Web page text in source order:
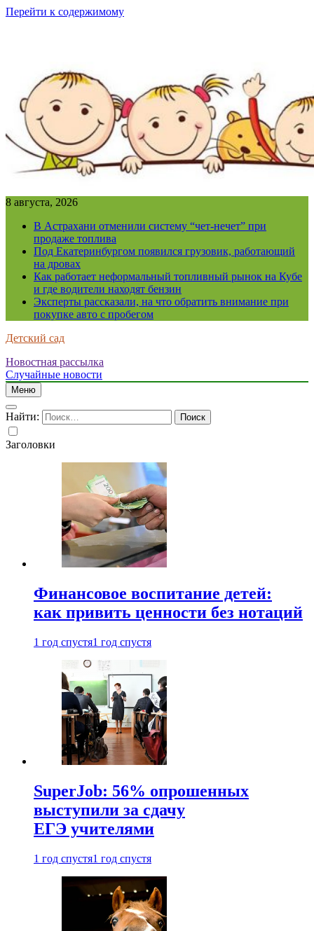
Перейти к содержимому
8 августа, 2026
В Астрахани отменили систему “чет-нечет” при
продаже топлива
Под Екатеринбургом появился грузовик, работающий
на дровах
Как работает неформальный топливный рынок на Кубе
и где водители находят бензин
Эксперты рассказали, на что обратить внимание при
покупке авто с пробегом
Детский сад
Новостная рассылка
Случайные новости
Меню
Найти:
Заголовки
Финансовое воспитание детей:
как привить ценности без нотаций
1 год спустя1 год спустя
SuperJob: 56% опрошенных
выступили за сдачу
ЕГЭ учителями
1 год спустя1 год спустя